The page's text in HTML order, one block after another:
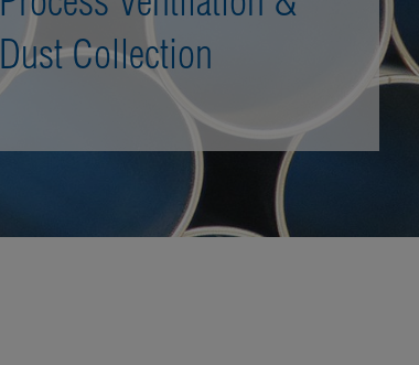
Dust Collection